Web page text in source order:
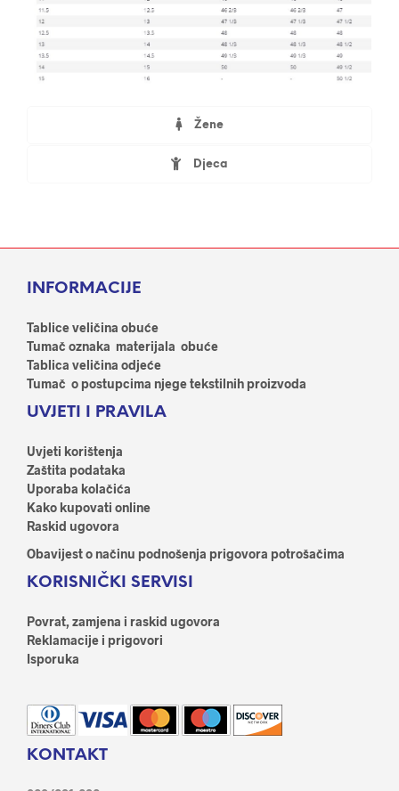
Žene
Djeca
INFORMACIJE
Tablice veličina obuće
Tumač oznaka materijala obuće
Tablica veličina odjeće
Tumač o postupcima njege tekstilnih proizvoda
UVJETI I PRAVILA
Uvjeti korištenja
Zaštita podataka
Uporaba kolačića
Kako kupovati online
Raskid ugovora
Obavijest o načinu podnošenja prigovora potrošačima
KORISNIČKI SERVISI
Povrat, zamjena i raskid ugovora
Reklamacije i prigovori
Isporuka
KONTAKT